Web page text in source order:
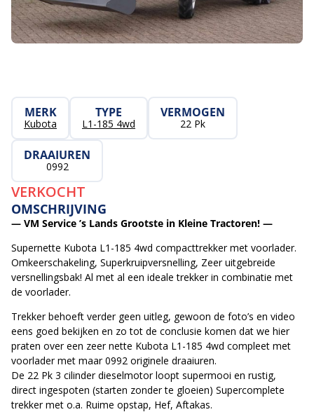
MERK
Kubota
TYPE
L1-185 4wd
VERMOGEN
22 Pk
DRAAIUREN
0992
VERKOCHT
OMSCHRIJVING
— VM Service ’s Lands Grootste in Kleine Tractoren! —
Supernette Kubota L1-185 4wd compacttrekker met voorlader.
Omkeerschakeling, Superkruipversnelling, Zeer uitgebreide
versnellingsbak! Al met al een ideale trekker in combinatie met
de voorlader.
Trekker behoeft verder geen uitleg, gewoon de foto’s en video
eens goed bekijken en zo tot de conclusie komen dat we hier
praten over een zeer nette Kubota L1-185 4wd compleet met
voorlader met maar 0992 originele draaiuren.
De 22 Pk 3 cilinder dieselmotor loopt supermooi en rustig,
direct ingespoten (starten zonder te gloeien) Supercomplete
trekker met o.a. Ruime opstap, Hef, Aftakas.